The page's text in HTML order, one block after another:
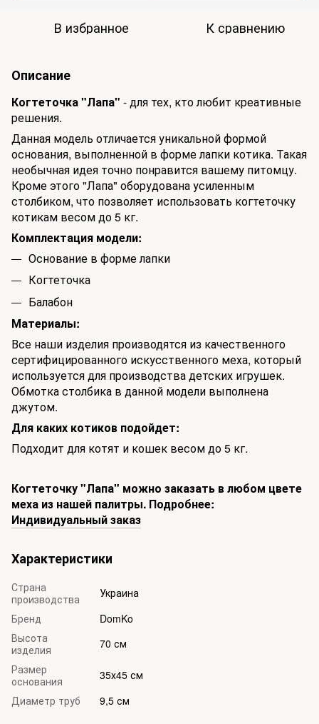
В избранное К сравнению
Описание
Когтеточка "Лапа" - для тех, кто любит креативные
решения.
Данная модель отличается уникальной формой
основания, выполненной в форме лапки котика. Такая
необычная идея точно понравится вашему питомцу.
Кроме этого "Лапа" оборудована усиленным
столбиком, что позволяет использовать когтеточку
котикам весом до 5 кг.
Комплектация модели:
Основание в форме лапки
Когтеточка
Балабон
Материалы:
Все наши изделия производятся из качественного
сертифицированного искусственного меха, который
используется для производства детских игрушек.
Обмотка столбика в данной модели выполнена
джутом.
Для каких котиков подойдет:
Подходит для котят и кошек весом до 5 кг.
Когтеточку "Лапа" можно заказать в любом цвете
меха из нашей палитры. Подробнее:
Индивидуальный заказ
Характеристики
Страна
производства
Украина
Бренд
DomKo
Высота
изделия
70 см
Размер
основания
35х45 см
Диаметр труб
9,5 см